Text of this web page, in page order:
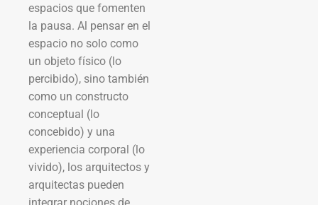
espacios que fomenten
la pausa. Al pensar en el
espacio no solo como
un objeto físico (lo
percibido), sino también
como un constructo
conceptual (lo
concebido) y una
experiencia corporal (lo
vivido), los arquitectos y
arquitectas pueden